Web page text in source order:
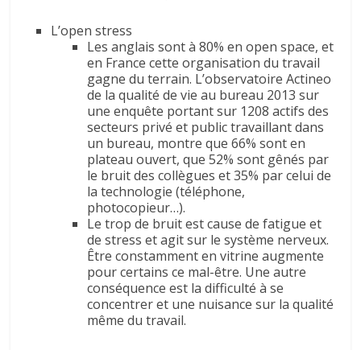
L’open stress
Les anglais sont à 80% en open space, et
en France cette organisation du travail
gagne du terrain. L’observatoire Actineo
de la qualité de vie au bureau 2013 sur
une enquête portant sur 1208 actifs des
secteurs privé et public travaillant dans
un bureau, montre que 66% sont en
plateau ouvert, que 52% sont gênés par
le bruit des collègues et 35% par celui de
la technologie (téléphone,
photocopieur…).
Le trop de bruit est cause de fatigue et
de stress et agit sur le système nerveux.
Être constamment en vitrine augmente
pour certains ce mal-être. Une autre
conséquence est la difficulté à se
concentrer et une nuisance sur la qualité
même du travail.